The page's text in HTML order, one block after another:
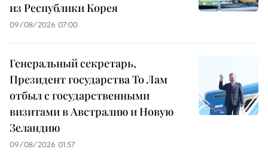
из Республики Корея
09/08/2026 07:00
Генеральный секретарь,
Президент государства То Лам
отбыл с государственными
визитами в Австралию и Новую
Зеландию
09/08/2026 01:57